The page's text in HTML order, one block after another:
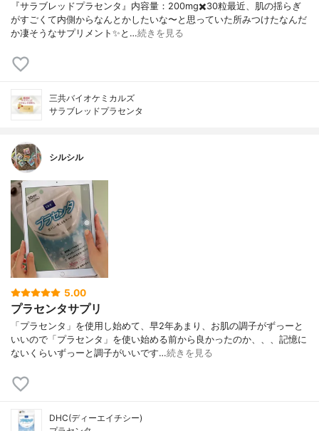
『サラブレッドプラセンタ』内容量：200mg✖️30粒最近、肌の揺らぎ
がすごくて内側からなんとかしたいな〜と思っていた所みつけたなんだ
か凄そうなサプリメント✨と…続きを見る
三共バイオケミカルズ
サラブレッドプラセンタ
シルシル
5.00
プラセンタサプリ
「プラセンタ」を使用し始めて、早2年あまり、お肌の調子がずっーと
いいので「プラセンタ」を使い始める前から良かったのか、、、記憶に
ないくらいずっーと調子がいいです…続きを見る
DHC(ディーエイチシー)